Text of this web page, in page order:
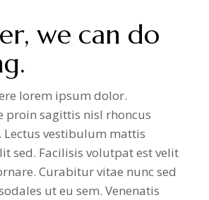
we can do
lorem ipsum dolor.
proin sagittis nisl rhoncus
Lectus vestibulum mattis
sed. Facilisis volutpat est velit
Curabitur vitae nunc sed
ut eu sem. Venenatis